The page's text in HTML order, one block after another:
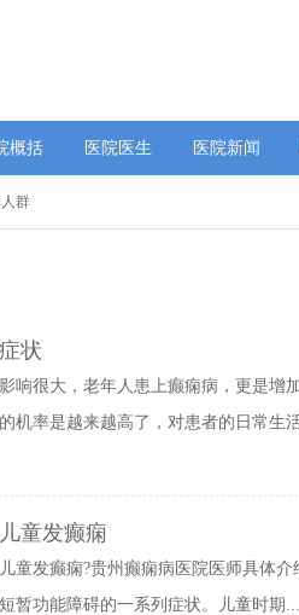
概括 医院医生 医院新闻
群
状
响很大，老年人患上癫痫病，更是增
机率是越来越高了，对患者的日常生
童发癫痫
童发癫痫?贵州癫痫病医院医师具体
暂功能障碍的一系列症状。儿童时期...